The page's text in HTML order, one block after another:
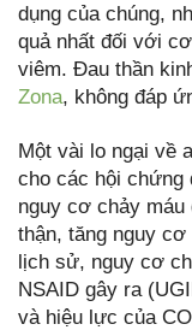
dụng của chúng,
quả nhất đối với
viêm. Đau thần
Zona, không đáp
Một vài lo ngại về
cho các hội chứng
nguy cơ chảy
thận, tăng nguy
lịch sử, nguy cơ
NSAID gây ra
và hiệu lực của